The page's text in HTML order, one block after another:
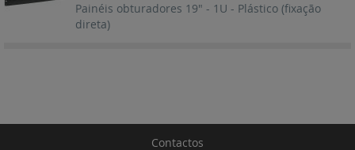
Painéis obturadores 19" - 1U - Plástico (fixação
direta)
Contactos